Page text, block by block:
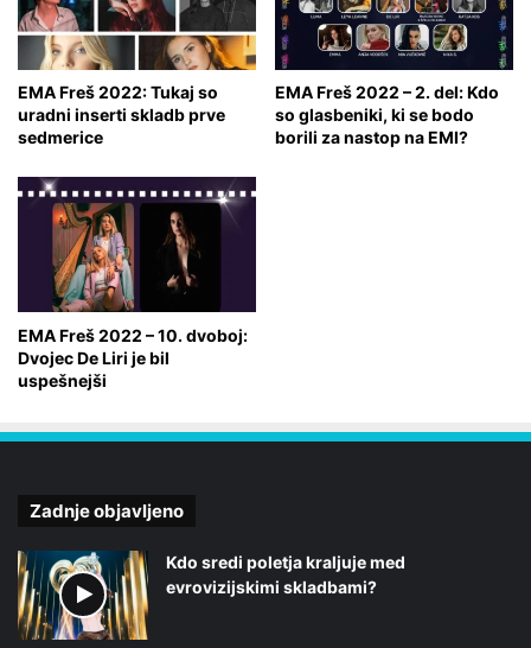
EMA Freš 2022: Tukaj so
uradni inserti skladb prve
sedmerice
EMA Freš 2022 – 2. del: Kdo
so glasbeniki, ki se bodo
borili za nastop na EMI?
EMA Freš 2022 – 10. dvoboj:
Dvojec De Liri je bil
uspešnejši
Zadnje objavljeno
Kdo sredi poletja kraljuje med
evrovizijskimi skladbami?